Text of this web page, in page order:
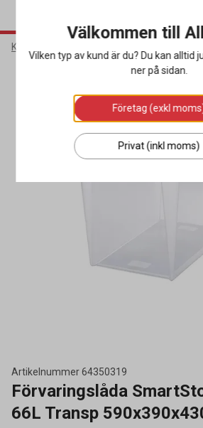
Kontorsmaterial
Artikelnummer64350319
Förvaringslåda
66L Transp
Välkommen till
Vilken typ av kund är du? Du kan alltid
ner på sidan.
Företag (exkl
Privat (inkl moms)